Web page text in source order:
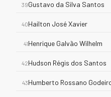
39Gustavo da Silva Santos
40Hailton José Xavier
41Henrique Galvão Wilhelm
42Hudson Régis dos Santos
43Humberto Rossano